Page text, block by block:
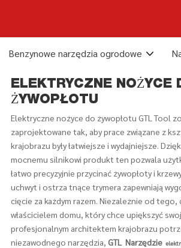
Benzynowe narzędzia ogrodowe
ELEKTRYCZNE NOŻYCE
ŻYWOPŁOTU
Elektryczne nożyce do żywopłotu GTL Tool
zaprojektowane tak, aby prace związane z
krajobrazu były łatwiejsze i wydajniejsze.
mocnemu silnikowi produkt ten pozwala
łatwo precyzyjnie przycinać żywopłoty i
uchwyt i ostrza tnące trymera zapewniają
cięcie za każdym razem. Niezależnie od tego,
właścicielem domu, który chce upiększyć
profesjonalnym architektem krajobrazu
niezawodnego narzędzia, GTL Narzędzie